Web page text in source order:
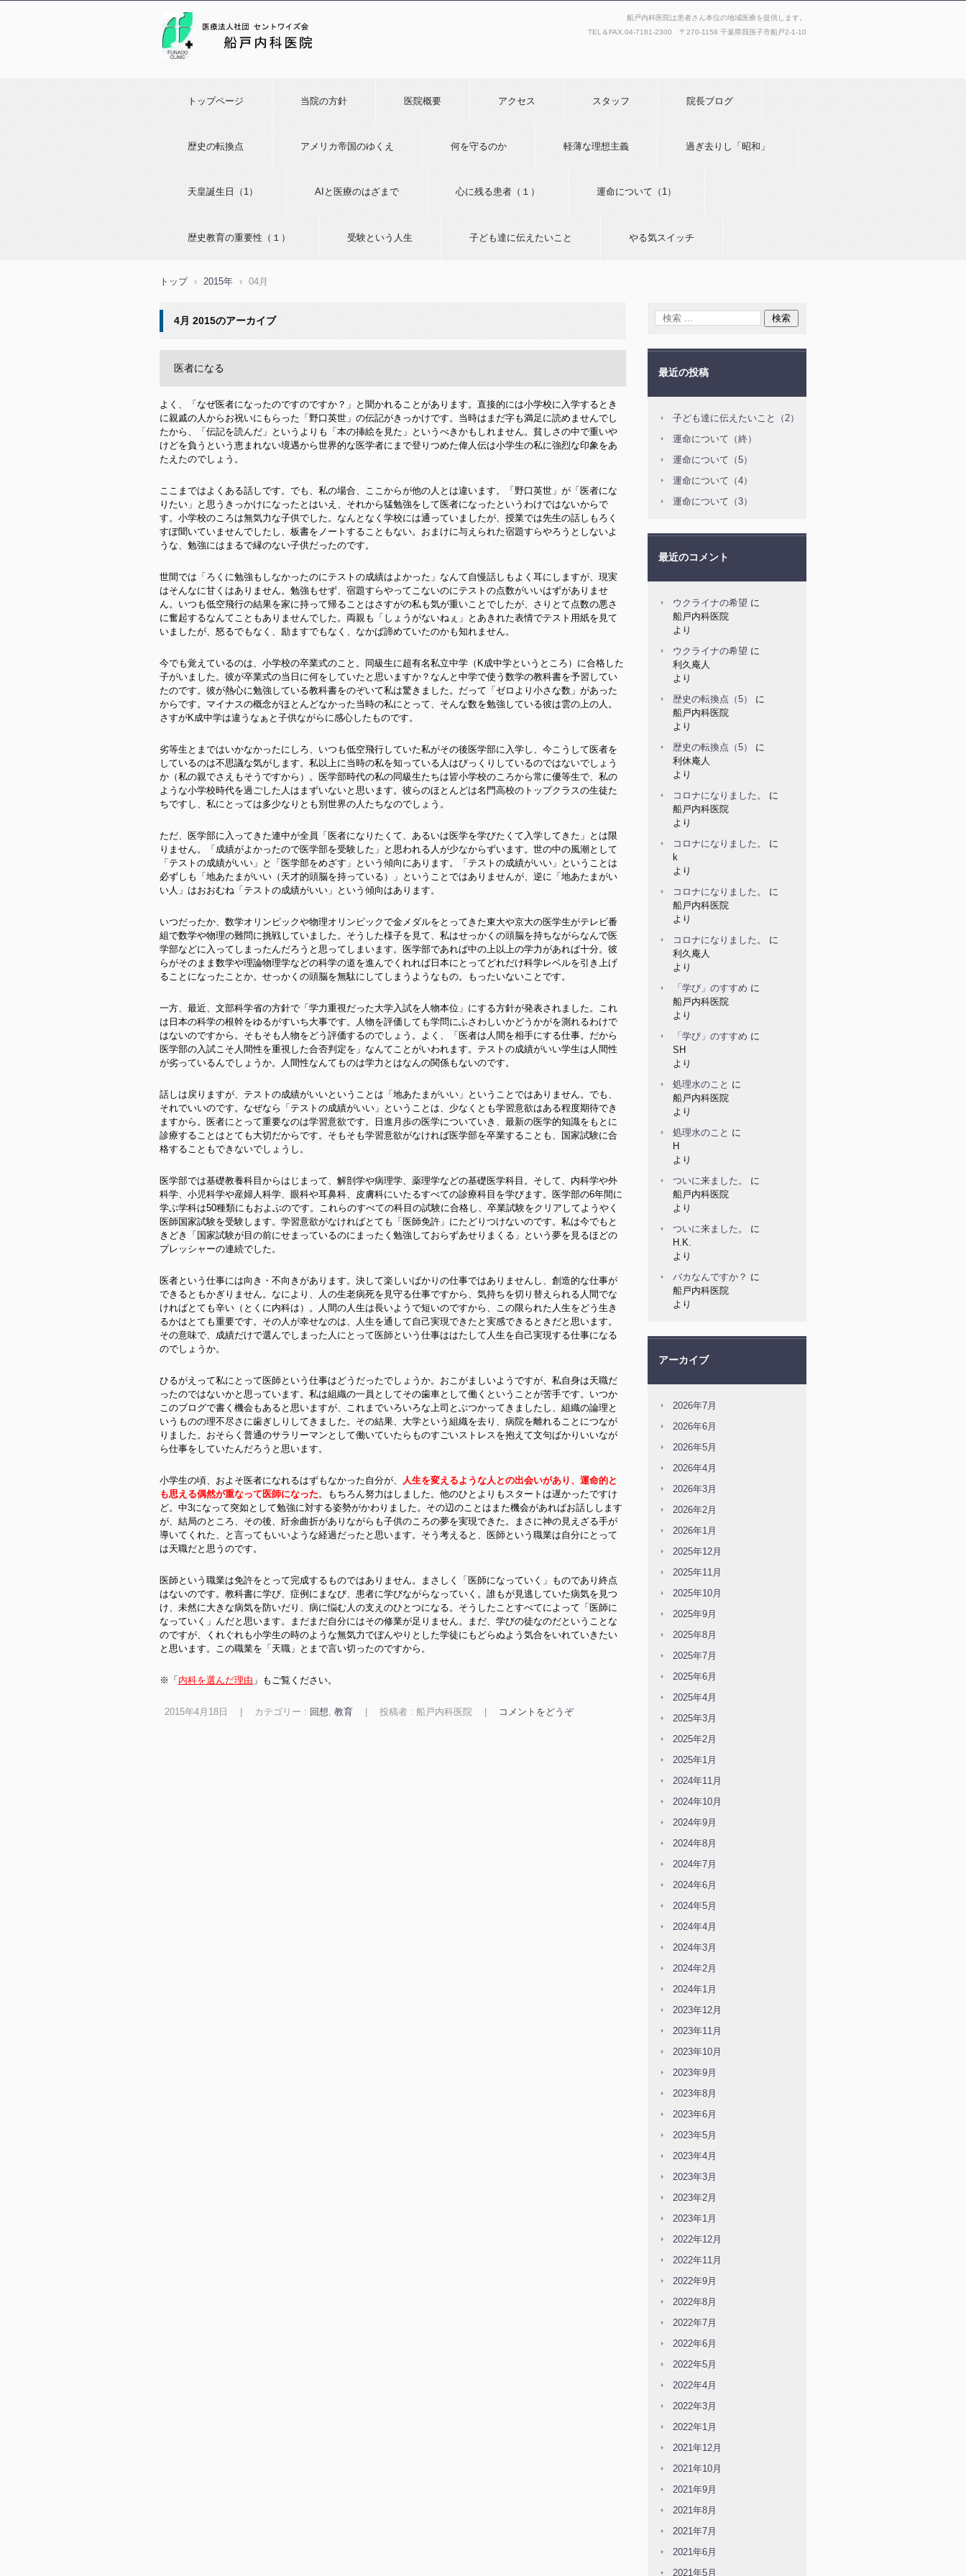
船戸内科医院は患者さん本位の地域医療を提供します。
TEL＆FAX. 04-7181-2300 〒270-1158 千葉県我孫子市船戸2-1-10
トップページ 当院の方針 医院概要 アクセス スタッフ 院長ブログ
歴史の転換点 アメリカ帝国のゆくえ 何を守るのか 軽薄な理想主義 過ぎ去りし「昭和」
天皇誕生日（1） AIと医療のはざまで 心に残る患者（１） 運命について（1）
歴史教育の重要性（１） 受験という人生 子ども達に伝えたいこと やる気スイッチ
トップ › 2015年 › 04月
4月 2015のアーカイブ
医者になる
よく、「なぜ医者になったのですのですか？」と聞かれることがあります。直接的には小学校に入学するとき
に親戚の人からお祝いにもらった「野口英世」の伝記がきっかけです。当時はまだ字も満足に読めませんでし
たから、「伝記を読んだ」というよりも「本の挿絵を見た」というべきかもしれません。貧しさの中で重いや
けどを負うという恵まれない境遇から世界的な医学者にまで登りつめた偉人伝は小学生の私に強烈な印象をあ
たえたのでしょう。
ここまではよくある話しです。でも、私の場合、ここからが他の人とは違います。「野口英世」が「医者にな
りたい」と思うきっかけになったとはいえ、それから猛勉強をして医者になったというわけではないからで
す。小学校のころは無気力な子供でした。なんとなく学校には通っていましたが、授業では先生の話しもろく
すぽ聞いていませんでしたし、板書をノートすることもない。おまけに与えられた宿題すらやろうとしないよ
うな、勉強にはまるで縁のない子供だったのです。
世間では「ろくに勉強もしなかったのにテストの成績はよかった」なんて自慢話しもよく耳にしますが、現実
はそんなに甘くはありません。勉強もせず、宿題すらやってこないのにテストの点数がいいはずがありませ
ん。いつも低空飛行の結果を家に持って帰ることはさすがの私も気が重いことでしたが、さりとて点数の悪さ
に奮起するなんてこともありませんでした。両親も「しょうがないねぇ」とあきれた表情でテスト用紙を見て
いましたが、怒るでもなく、励ますでもなく、なかば諦めていたのかも知れません。
今でも覚えているのは、小学校の卒業式のこと。同級生に超有名私立中学（K成中学というところ）に合格した
子がいました。彼が卒業式の当日に何をしていたと思いますか？なんと中学で使う数学の教科書を予習してい
たのです。彼が熱心に勉強している教科書をのぞいて私は驚きました。だって「ゼロより小さな数」があった
からです。マイナスの概念がほとんどなかった当時の私にとって、そんな数を勉強している彼は雲の上の人。
さすがK成中学は違うなぁと子供ながらに感心したものです。
劣等生とまではいかなかったにしろ、いつも低空飛行していた私がその後医学部に入学し、今こうして医者を
しているのは不思議な気がします。私以上に当時の私を知っている人はびっくりしているのではないでしょう
か（私の親でさえもそうですから）。医学部時代の私の同級生たちは皆小学校のころから常に優等生で、私の
ような小学校時代を過ごした人はまずいないと思います。彼らのほとんどは名門高校のトップクラスの生徒た
ちですし、私にとっては多少なりとも別世界の人たちなのでしょう。
ただ、医学部に入ってきた連中が全員「医者になりたくて、あるいは医学を学びたくて入学してきた」とは限
りません。「成績がよかったので医学部を受験した」と思われる人が少なからずいます。世の中の風潮として
「テストの成績がいい」と「医学部をめざす」という傾向にあります。「テストの成績がいい」ということは
必ずしも「地あたまがいい（天才的頭脳を持っている）」ということではありませんが、逆に「地あたまがい
い人」はおおむね「テストの成績がいい」という傾向はあります。
いつだったか、数学オリンピックや物理オリンピックで金メダルをとってきた東大や京大の医学生がテレビ番
組で数学や物理の難問に挑戦していました。そうした様子を見て、私はせっかくの頭脳を持ちながらなんで医
学部などに入ってしまったんだろうと思ってしまいます。医学部であれば中の上以上の学力があれば十分。彼
らがそのまま数学や理論物理学などの科学の道を進んでくれれば日本にとってどれだけ科学レベルを引き上げ
ることになったことか。せっかくの頭脳を無駄にしてしまうようなもの。もったいないことです。
一方、最近、文部科学省の方針で「学力重視だった大学入試を人物本位」にする方針が発表されました。これ
は日本の科学の根幹をゆるがすいち大事です。人物を評価しても学問にふさわしいかどうかがを測れるわけで
はないのですから。そもそも人物をどう評価するのでしょう。よく、「医者は人間を相手にする仕事。だから
医学部の入試こそ人間性を重視した合否判定を」なんてことがいわれます。テストの成績がいい学生は人間性
が劣っているんでしょうか。人間性なんてものは学力とはなんの関係もないのです。
話しは戻りますが、テストの成績がいいということは「地あたまがいい」ということではありません。でも、
それでいいのです。なぜなら「テストの成績がいい」ということは、少なくとも学習意欲はある程度期待でき
ますから。医者にとって重要なのは学習意欲です。日進月歩の医学についていき、最新の医学的知識をもとに
診療することはとても大切だからです。そもそも学習意欲がなければ医学部を卒業することも、国家試験に合
格することもできないでしょうし。
医学部では基礎教養科目からはじまって、解剖学や病理学、薬理学などの基礎医学科目。そして、内科学や外
科学、小児科学や産婦人科学、眼科や耳鼻科、皮膚科にいたるすべての診療科目を学びます。医学部の6年間に
学ぶ学科は50種類にもおよぶのです。これらのすべての科目の試験に合格し、卒業試験をクリアしてようやく
医師国家試験を受験します。学習意欲がなければとても「医師免許」にたどりつけないのです。私は今でもと
きどき「国家試験が目の前にせまっているのにまったく勉強しておらずあせりまくる」という夢を見るほどの
プレッシャーの連続でした。
医者という仕事には向き・不向きがあります。決して楽しいばかりの仕事ではありませんし、創造的な仕事が
できるともかぎりません。なにより、人の生老病死を見守る仕事ですから、気持ちを切り替えられる人間でな
ければとても辛い（とくに内科は）。人間の人生は長いようで短いのですから、この限られた人生をどう生き
るかはとても重要です。その人が幸せなのは、人生を通して自己実現できたと実感できるときだと思います。
その意味で、成績だけで選んでしまった人にとって医師という仕事ははたして人生を自己実現する仕事になる
のでしょうか。
ひるがえって私にとって医師という仕事はどうだったでしょうか。おこがましいようですが、私自身は天職だ
ったのではないかと思っています。私は組織の一員としてその歯車として働くということが苦手です。いつか
このブログで書く機会もあると思いますが、これまでいろいろな上司とぶつかってきましたし、組織の論理と
いうものの理不尽さに歯ぎしりしてきました。その結果、大学という組織を去り、病院を離れることにつなが
りました。おそらく普通のサラリーマンとして働いていたらものすごいストレスを抱えて文句ばかりいいなが
ら仕事をしていたんだろうと思います。
小学生の頃、およそ医者になれるはずもなかった自分が、
人生を変えるような人との出会いがあり、運命的と
も思える偶然が重なって医師になった 。もちろん努力はしました。他のひとよりもスタートは遅かったですけ
ど。中3になって突如として勉強に対する姿勢がかわりました。その辺のことはまた機会があればお話しします
が、結局のところ、その後、紆余曲折がありながらも子供のころの夢を実現できた。まさに神の見えざる手が
導いてくれた、と言ってもいいような経過だったと思います。そう考えると、医師という職業は自分にとって
は天職だと思うのです。
医師という職業は免許をとって完成するものではありません。まさしく「医師になっていく」ものであり終点
はないのです。教科書に学び、症例にまなび、患者に学びながらなっていく。誰もが見逃していた病気を見つ
け、未然に大きな病気を防いだり、病に悩む人の支えのひとつになる。そうしたことすべてによって「医師に
なっていく」んだと思います。まだまだ自分にはその修業が足りません。まだ、学びの徒なのだということな
のですが、くれぐれも小学生の時のような無気力でぼんやりとした学徒にもどらぬよう気合をいれていきたい
と思います。この職業を「天職」とまで言い切ったのですから。
※「 内科を選んだ理由 」もご覧ください。
2015年4月18日 カテゴリー : 回想 教育 投稿者 : 船戸内科医院 コメントをどうぞ
最近の投稿
子ども達に伝えたいこと（2）
運命について（終）
運命について（5）
運命について（4）
運命について（3）
最近のコメント
ウクライナの希望 に
船戸内科医院
より
ウクライナの希望 に
利久庵人
より
歴史の転換点（5）
に
船戸内科医院
より
歴史の転換点（5）
に
利休庵人
より
コロナになりました。
に
船戸内科医院
より
コロナになりました。
に
k
より
コロナになりました。
に
船戸内科医院
より
コロナになりました。
に
利久庵人
より
「学び」のすすめ に
船戸内科医院
より
「学び」のすすめ に
SH
より
処理水のこと に
船戸内科医院
より
処理水のこと に
H
より
ついに来ました。
に
船戸内科医院
より
ついに来ました。
に
H.K.
より
バカなんですか？ に
船戸内科医院
より
アーカイブ
2026年7月
2026年6月
2026年5月
2026年4月
2026年3月
2026年2月
2026年1月
2025年12月
2025年11月
2025年10月
2025年9月
2025年8月
2025年7月
2025年6月
2025年4月
2025年3月
2025年2月
2025年1月
2024年11月
2024年10月
2024年9月
2024年8月
2024年7月
2024年6月
2024年5月
2024年4月
2024年3月
2024年2月
2024年1月
2023年12月
2023年11月
2023年10月
2023年9月
2023年8月
2023年6月
2023年5月
2023年4月
2023年3月
2023年2月
2023年1月
2022年12月
2022年11月
2022年9月
2022年8月
2022年7月
2022年6月
2022年5月
2022年4月
2022年3月
2022年1月
2021年12月
2021年10月
2021年9月
2021年8月
2021年7月
2021年6月
2021年5月